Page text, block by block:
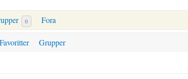
0 Fora
Favoritter Grupper